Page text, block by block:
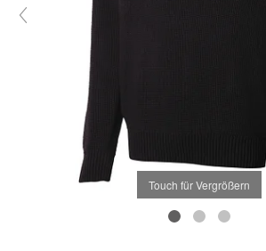
Touch für Vergrößern